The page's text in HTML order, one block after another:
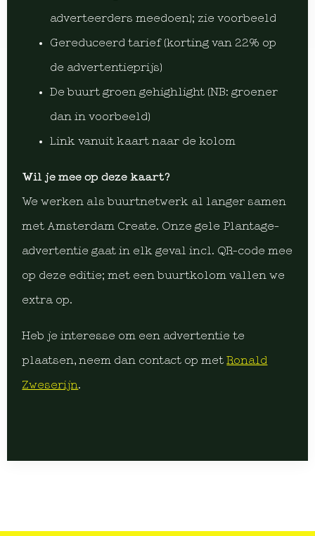
adverteerders meedoen); zie voorbeeld
Gereduceerd tarief (korting van 22% op
de advertentieprijs)
De buurt groen gehighlight (NB: groener
dan in voorbeeld)
Link vanuit kaart naar de kolom
Wil je mee op deze kaart?
We werken als buurtnetwerk al langer samen
met Amsterdam Create. Onze gele Plantage-
advertentie gaat in elk geval incl. QR-code mee
op deze editie; met een buurtkolom vallen we
extra op.
Heb je interesse om een advertentie te
plaatsen, neem dan contact op metRonald
Zweserijn.